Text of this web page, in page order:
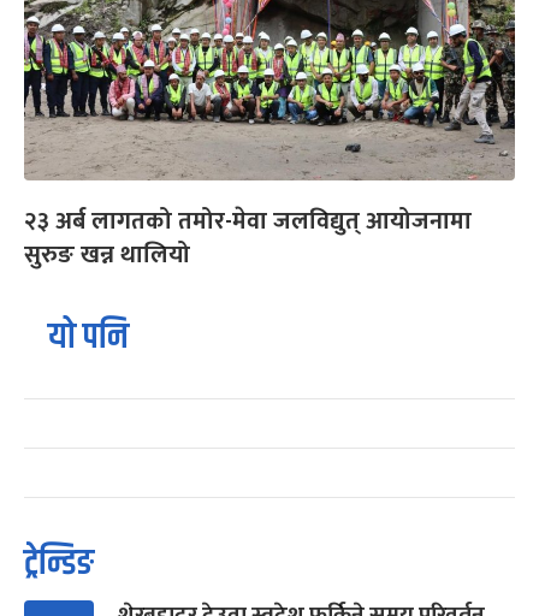
२३ अर्ब लागतको तमोर-मेवा जलविद्युत् आयोजनामा
सुरुङ खन्न थालियो
यो पनि
ट्रेन्डिङ